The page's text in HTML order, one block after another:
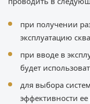
при получении
эксплуатацию
при вводе в
будет
для выбора
эффективности